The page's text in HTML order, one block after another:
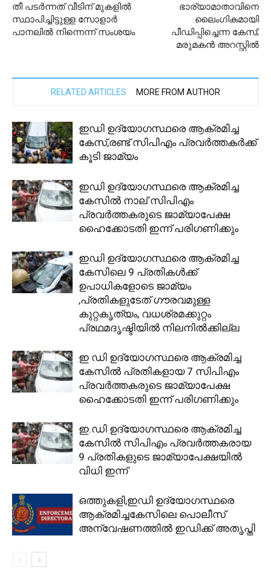
തീ പടര്‍ന്നത് വീടിന് മുകളില്‍
സ്ഥാപിച്ചിട്ടുള്ള സോളാര്‍
പാനലില്‍ നിന്നെന്ന് സംശയം
ഭാര്യാമാതാവിനെ
ലൈംഗികമായി
പീഡിപ്പിച്ചെന്ന കേസ്;
മരുമകൻ അറസ്റ്റിൽ
RELATED ARTICLES MORE FROM AUTHOR
ഇഡി ഉദ്യോഗസ്ഥരെ ആക്രമിച്ച
കേസ്,രണ്ട് സിപിഎം പ്രവര്‍ത്തകര്‍ക്ക്
കൂടി ജാമ്യം
ഇഡി ഉദ്യോഗസ്ഥരെ ആക്രമിച്ച
കേസില്‍ നാല് സിപിഎം
പ്രവര്‍ത്തകരുടെ ജാമ്യാപേക്ഷ
ഹൈക്കോടതി ഇന്ന് പരിഗണിക്കും
ഇഡി ഉദ്യോഗസ്ഥരെ ആക്രമിച്ച
കേസിലെ 9 പ്രതികള്‍ക്ക്
ഉപാധികളോടെ ജാമ്യം
,പ്രതികളുടേത് ഗൗരവമുള്ള
കുറ്റകൃത്യം, വധശ്രമക്കുറ്റം
പ്രഥമദൃഷ്ടിയില്‍ നിലനില്‍ക്കില്ല
ഇ ഡി ഉദ്യോഗസ്ഥരെ ആക്രമിച്ച
കേസിൽ പ്രതികളായ 7 സിപിഎം
പ്രവർത്തകരുടെ ജാമ്യാപേക്ഷ
ഹൈക്കോടതി ഇന്ന് പരിഗണിക്കും
ഇ.ഡി ഉദ്യോഗസ്ഥരെ ആക്രമിച്ച
കേസിൽ സിപിഎം പ്രവർത്തകരായ
9 പ്രതികളുടെ ജാമ്യാപേക്ഷയിൽ
വിധി ഇന്ന്
ഒത്തുകളി,ഇഡി ഉദ്യോഗസ്ഥരെ
ആക്രമിച്ചകേസിലെ പൊലീസ്
അന്വേഷണത്തിൽ ഇഡിക്ക് അതൃപ്തി